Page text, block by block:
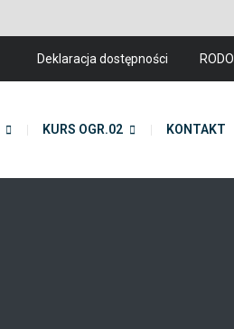
Deklaracja dostępności RODO
KURS OGR.02 KONTAKT